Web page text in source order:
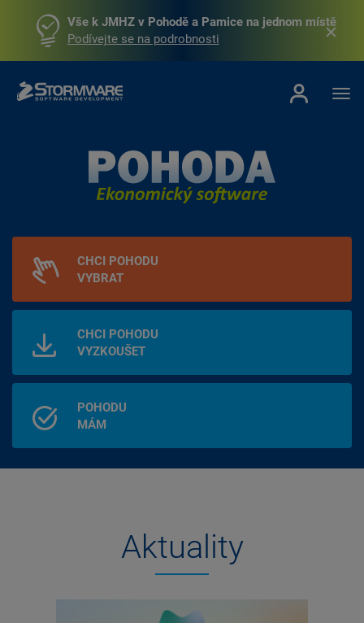
Vše k JMHZ v Pohodě a Pamice na jednom místě
Podívejte se na podrobnosti
CHCI POHODU
VYBRAT
CHCI POHODU
VYZKOUŠET
POHODU
MÁM
Aktuality